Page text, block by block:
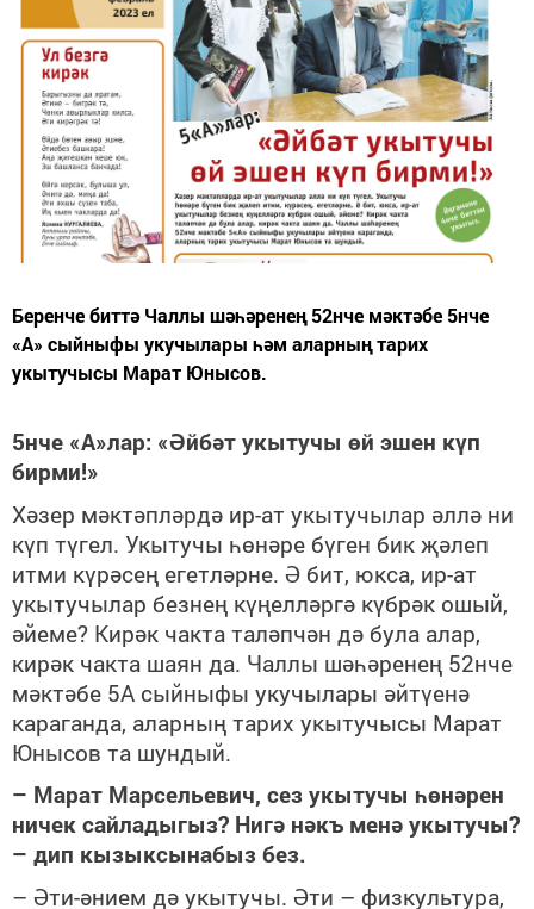
Беренче биттә Чаллы шәһәренең 52нче мәктәбе 5нче
«А» сыйныфы укучылары һәм аларның тарих
укытучысы Марат Юнысов.
5нче «А»лар: «Әйбәт укытучы өй эшен күп
бирми!»
Хәзер мәктәпләрдә ир-ат укытучылар әллә ни
күп түгел. Укытучы һөнәре бүген бик җәлеп
итми күрәсең егетләрне. Ә бит, юкса, ир-ат
укытучылар безнең күңелләргә күбрәк ошый,
әйеме? Кирәк чакта таләпчән дә була алар,
кирәк чакта шаян да. Чаллы шәһәренең 52нче
мәктәбе 5А сыйныфы укучылары әйтүенә
караганда, аларның тарих укытучысы Марат
Юнысов та шундый.
– Марат Марсельевич, сез укытучы һөнәрен
ничек сайладыгыз? Нигә нәкъ менә укытучы?
– дип кызыксынабыз без.
– Әти-әнием дә укытучы. Әти – физкультура,